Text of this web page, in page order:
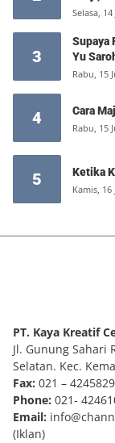
Selasa,
3
Supaya
Yu
Rabu, 15
4 Cara
Rabu, 15
5 Ketika
Kamis, 16
PT. Kaya Kreatif
Jl. Gunung Sahari
Selatan. Kec.
Fax: 021 – 4245829
Phone: 021-
Email:
(Iklan)